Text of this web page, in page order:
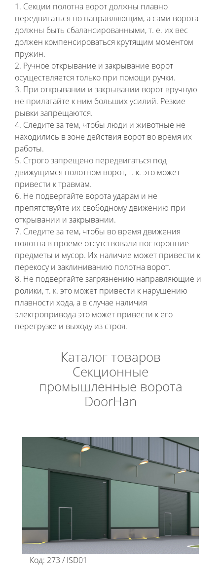
1. Секции полотна ворот должны плавно
передвигаться по направляющим, а сами ворота
должны быть сбалансированными, т. е. их вес
должен компенсироваться крутящим моментом
пружин.
2. Ручное открывание и закрывание ворот
осуществляется только при помощи ручки.
3. При открывании и закрывании ворот вручную
не прилагайте к ним больших усилий. Резкие
рывки запрещаются.
4. Следите за тем, чтобы люди и животные не
находились в зоне действия ворот во время их
работы.
5. Строго запрещено передвигаться под
движущимся полотном ворот, т. к. это может
привести к травмам.
6. Не подвергайте ворота ударам и не
препятствуйте их свободному движению при
открывании и закрывании.
7. Следите за тем, чтобы во время движения
полотна в проеме отсутствовали посторонние
предметы и мусор. Их наличие может привести к
перекосу и заклиниванию полотна ворот.
8. Не подвергайте загрязнению направляющие и
ролики, т. к. это может привести к нарушению
плавности хода, а в случае наличия
электропривода это может привести к его
перегрузке и выходу из строя.
Каталог товаров
Секционные
промышленные ворота
DoorHan
Код: 273 / ISD01